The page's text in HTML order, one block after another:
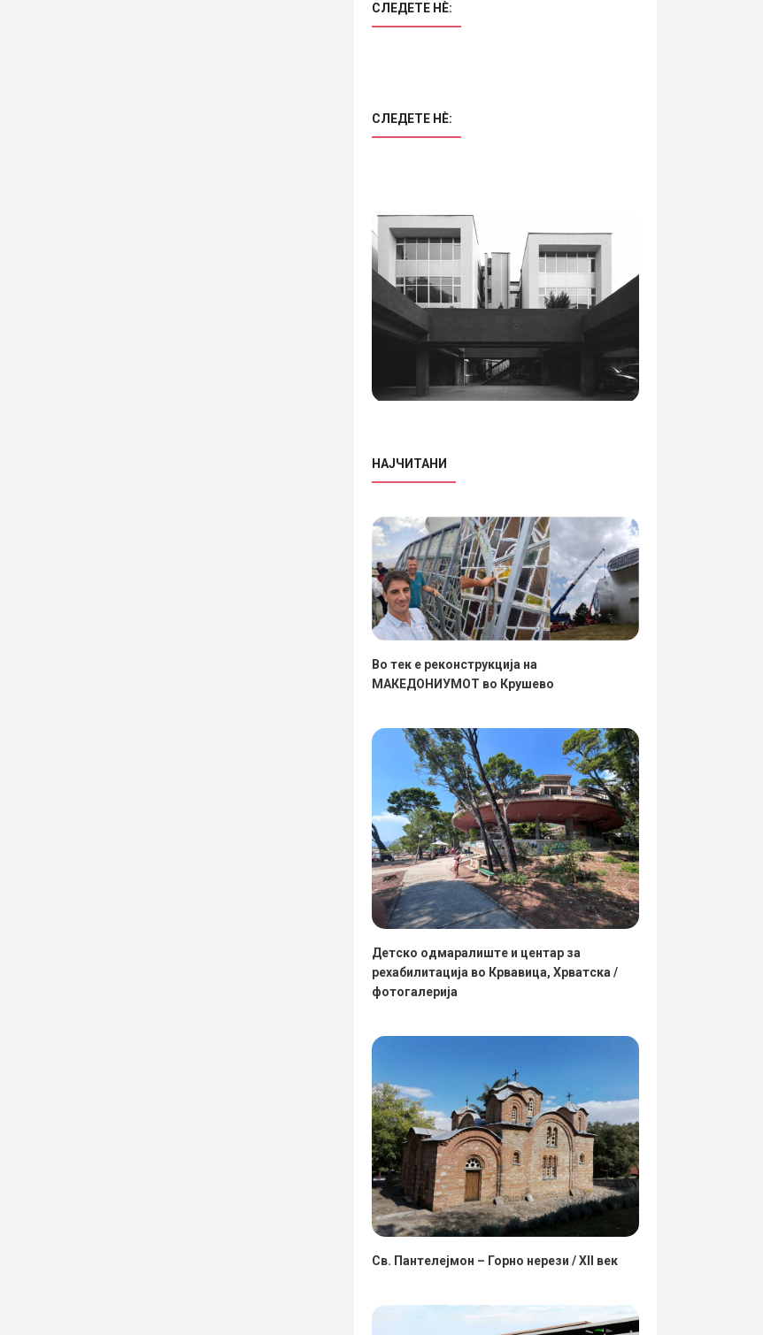
СЛЕДЕТЕ НÈ:
СЛЕДЕТЕ НÈ:
НАЈЧИТАНИ
Во тек е реконструкција на
МАКЕДОНИУМОТ во Крушево
Детско одмаралиште и центар за
рехабилитација во Крвавица, Хрватска /
фотогалерија
Св. Пантелејмон – Горно нерези / XII век